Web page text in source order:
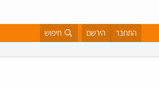
התחבר הירשם חיפוש